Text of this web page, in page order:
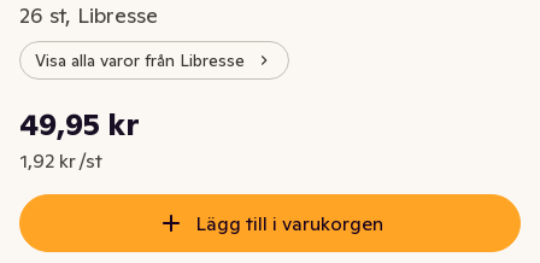
26 st, Libresse
Visa alla varor från Libresse
Nuvarande pris är: 49,95 kr
49,95 kr
1,92 kr /st
Styckpris: 1,92 kr /st
Lägg till i varukorgen